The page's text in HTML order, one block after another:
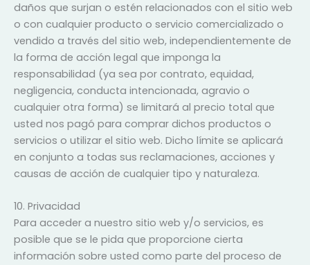
daños que surjan o estén relacionados con el sitio web
o con cualquier producto o servicio comercializado o
vendido a través del sitio web, independientemente de
la forma de acción legal que imponga la
responsabilidad (ya sea por contrato, equidad,
negligencia, conducta intencionada, agravio o
cualquier otra forma) se limitará al precio total que
usted nos pagó para comprar dichos productos o
servicios o utilizar el sitio web. Dicho límite se aplicará
en conjunto a todas sus reclamaciones, acciones y
causas de acción de cualquier tipo y naturaleza.
10. Privacidad
Para acceder a nuestro sitio web y/o servicios, es
posible que se le pida que proporcione cierta
información sobre usted como parte del proceso de